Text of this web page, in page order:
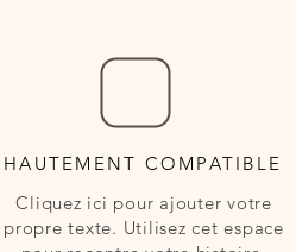
HAUTEMENT COMPATIBLE
Cliquez ici pour ajouter votre
propre texte. Utilisez cet espace